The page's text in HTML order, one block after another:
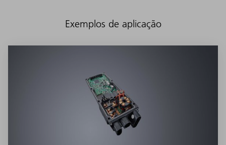
Exemplos de aplicação